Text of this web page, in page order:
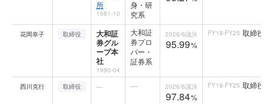
所
1981-10
身・研
究系
花岡幸子 取締役
大和証
券グル
ープ本
社
1990-04
大和証
券プロ
パー・
証券系
2026/6議決
95.99%
FY18-FY25 取締役
西川克行 取締役 — — 2026/6議決
97.84%
FY18-FY25 取締役